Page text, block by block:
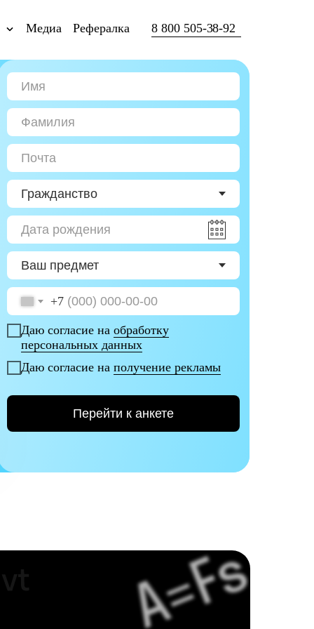
Медиа Рефералка 8 800 505-38-92
+7
Даю согласие на обработку
персональных данных
Даю согласие на получение рекламы
Перейти к анкете